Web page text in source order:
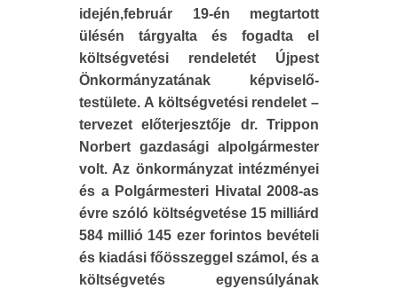
idején,február 19-én megtartott
ülésén tárgyalta és fogadta el
költségvetési rendeletét Újpest
Önkormányzatának képviselő-
testülete. A költségvetési rendelet –
tervezet előterjesztője dr. Trippon
Norbert gazdasági alpolgármester
volt. Az önkormányzat intézményei
és a Polgármesteri Hivatal 2008-as
évre szóló költségvetése 15 milliárd
584 millió 145 ezer forintos bevételi
és kiadási főösszeggel számol, és a
költségvetés egyensúlyának